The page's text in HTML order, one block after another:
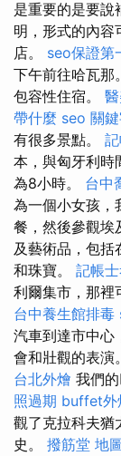
是重要的是要說
明，形式的內容
店。 seo保證第
下午前往哈瓦那
包容性住宿。
帶什麼 seo 關
有很多景點。
本，與匈牙利時
為8小時。 台中
為一個小女孩，
餐，然後參觀埃
及藝術品，包括
和珠寶。 記帳
利爾集市，那裡
台中養生館排毒
汽車到達市中心
會和壯觀的表演
台北外燴 我們
照過期 buffet外
觀了克拉科夫猶
史。 撥筋堂 地